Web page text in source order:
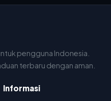
pengguna Indonesia.
terbaru dengan aman.
Informasi